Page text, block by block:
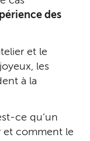
des
et le
les
à la
ce qu’un
et comment le